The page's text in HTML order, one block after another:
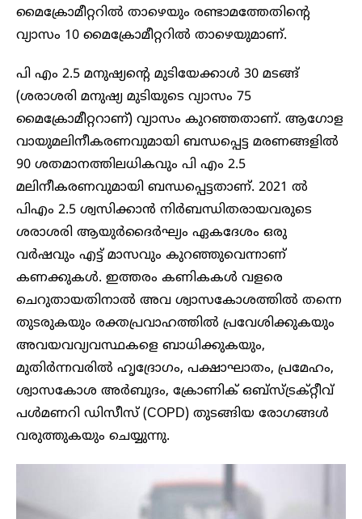
മൈക്രോമീറ്ററിൽ താഴെയും രണ്ടാമത്തേതിൻ്റെ
വ്യാസം 10 മൈക്രോമീറ്ററിൽ താഴെയുമാണ്.
പി എം 2.5 മനുഷ്യന്റെ മുടിയേക്കാൾ 30 മടങ്ങ്
(ശരാശരി മനുഷ്യ മുടിയുടെ വ്യാസം 75
മൈക്രോമീറ്ററാണ്) വ്യാസം കുറഞ്ഞതാണ്. ആഗോള
വായുമലിനീകരണവുമായി ബന്ധപ്പെട്ട മരണങ്ങളിൽ
90 ശതമാനത്തിലധികവും പി എം 2.5
മലിനീകരണവുമായി ബന്ധപ്പെട്ടതാണ്. 2021 ൽ
പിഎം 2.5 ശ്വസിക്കാൻ നിർബന്ധിതരായവരുടെ
ശരാശരി ആയുർദൈർഘ്യം ഏകദേശം ഒരു
വർഷവും എട്ട് മാസവും കുറഞ്ഞുവെന്നാണ്
കണക്കുകൾ. ഇത്തരം കണികകൾ വളരെ
ചെറുതായതിനാൽ അവ ശ്വാസകോശത്തിൽ തന്നെ
തുടരുകയും രക്തപ്രവാഹത്തിൽ പ്രവേശിക്കുകയും
അവയവവ്യവസ്ഥകളെ ബാധിക്കുകയും,
മുതിർന്നവരിൽ ഹൃദ്രോഗം, പക്ഷാഘാതം, പ്രമേഹം,
ശ്വാസകോശ അർബുദം, ക്രോണിക് ഒബ്‌സ്ട്രക്റ്റീവ്
പൾമണറി ഡിസീസ് (COPD) തുടങ്ങിയ രോഗങ്ങൾ
വരുത്തുകയും ചെയ്യുന്നു.